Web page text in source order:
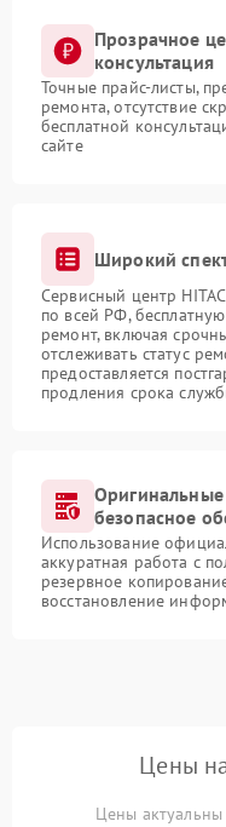
Прозрачное
консультация
Точные прайс-листы,
ремонта, отсутствие
бесплатной
сайте
Широкий
Сервисный центр
по всей РФ,
ремонт, включая
отслеживать статус
предоставляется
продления срока
безопасное
Использование
аккуратная работа с
резервное
восстановление
Цены
Цены